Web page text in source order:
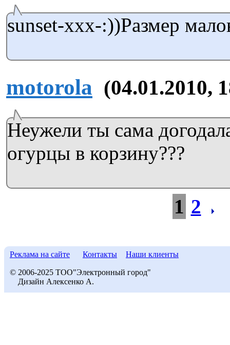
sunset-xxx-:))Размер
motorola (04.01.2010,
Неужели ты сама
огурцы в корзину???
1 2
Реклама на сайте Контакты Наши клиенты
© 2006-2025 ТОО"Электронный город"
Дизайн Алексенко А.